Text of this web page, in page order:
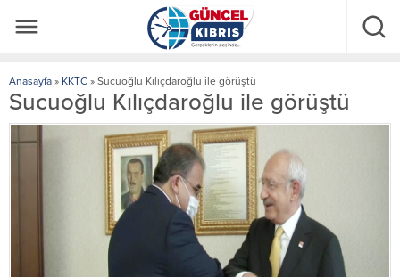
Anasayfa » KKTC » Sucuoğlu Kılıçdaroğlu ile görüştü
Sucuoğlu Kılıçdaroğlu ile görüştü